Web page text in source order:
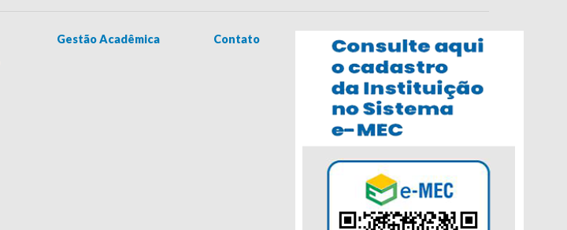
Gestão Acadêmica Contato